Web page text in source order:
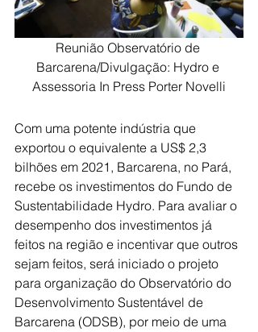
Reunião Observatório de
Barcarena/Divulgação: Hydro e
Assessoria In Press Porter Novelli
Com uma potente indústria que
exportou o equivalente a US$ 2,3
bilhões em 2021, Barcarena, no Pará,
recebe os investimentos do Fundo de
Sustentabilidade Hydro. Para avaliar o
desempenho dos investimentos já
feitos na região e incentivar que outros
sejam feitos, será iniciado o projeto
para organização do Observatório do
Desenvolvimento Sustentável de
Barcarena (ODSB), por meio de uma